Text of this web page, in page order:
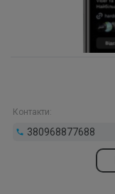
Контакти: